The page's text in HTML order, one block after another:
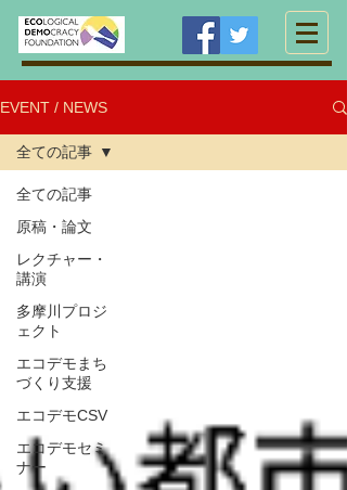
EVENT / NEWS
全ての記事
原稿・論文
レクチャー・
講演
多摩川プロジ
ェクト
エコデモまち
づくり支援
エコデモCSV
エコデモセミ
ナー
全ての記事